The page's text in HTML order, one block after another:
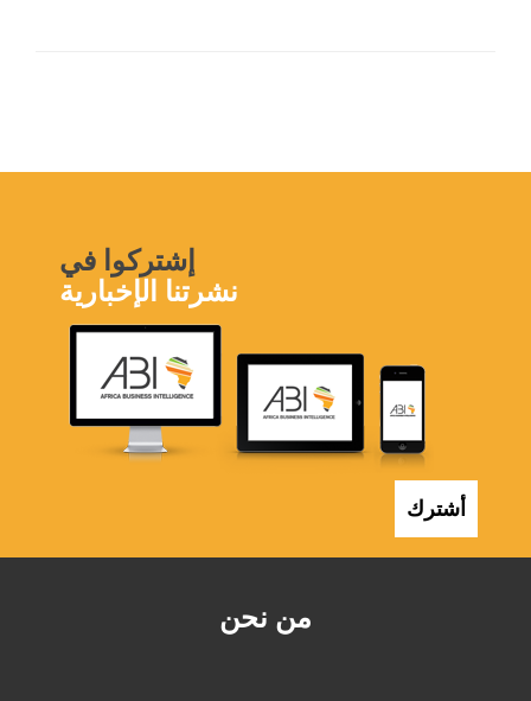
من نحن
إشتركوا في
نشرتنا الإخبارية
أشترك